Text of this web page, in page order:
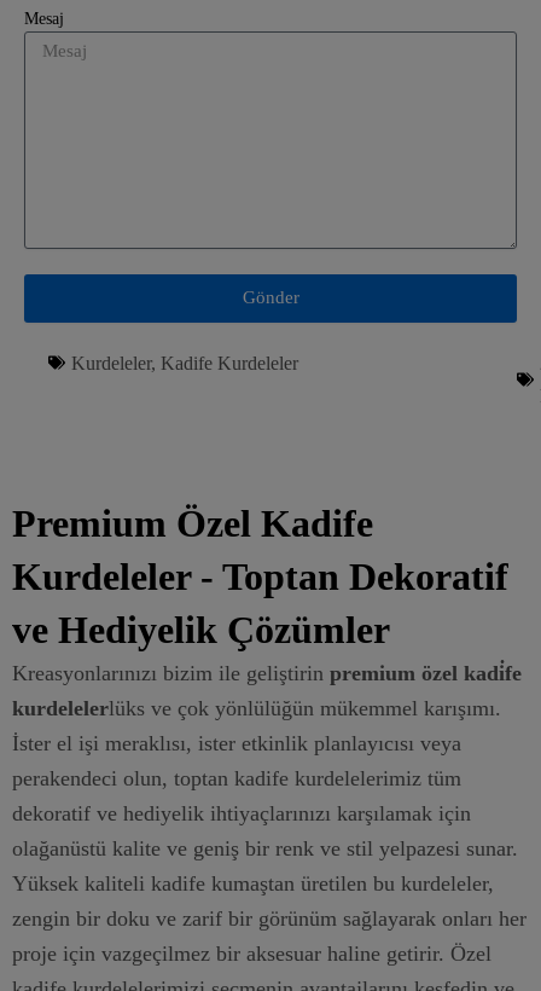
Mesaj
Gönder
Kurdeleler, Kadife Kurdeleler
Premium Özel Kadife
Kurdeleler - Toptan Dekoratif
ve Hediyelik Çözümler
Kreasyonlarınızı bizim ile geliştirin premium özel kadi̇fe
kurdelelerlüks ve çok yönlülüğün mükemmel karışımı.
İster el işi meraklısı, ister etkinlik planlayıcısı veya
perakendeci olun, toptan kadife kurdelelerimiz tüm
dekoratif ve hediyelik ihtiyaçlarınızı karşılamak için
olağanüstü kalite ve geniş bir renk ve stil yelpazesi sunar.
Yüksek kaliteli kadife kumaştan üretilen bu kurdeleler,
zengin bir doku ve zarif bir görünüm sağlayarak onları her
proje için vazgeçilmez bir aksesuar haline getirir. Özel